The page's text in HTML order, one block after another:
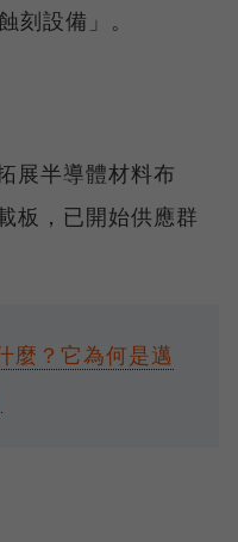
刻設備」。
展半導體材料布
板，已開始供應群
麼？它為何是邁